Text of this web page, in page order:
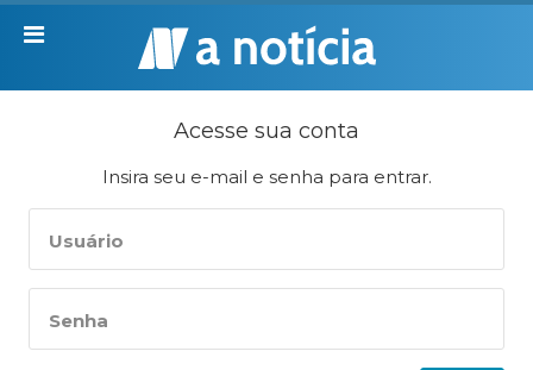
Acesse sua conta
Insira seu e-mail e senha para entrar.
Usuário
Senha